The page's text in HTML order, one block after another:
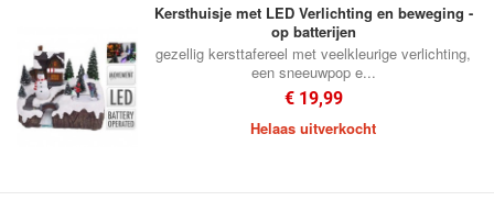
Kersthuisje met LED Verlichting en beweging -
op batterijen
gezellig kersttafereel met veelkleurige verlichting,
een sneeuwpop e...
€ 19,99
Helaas uitverkocht